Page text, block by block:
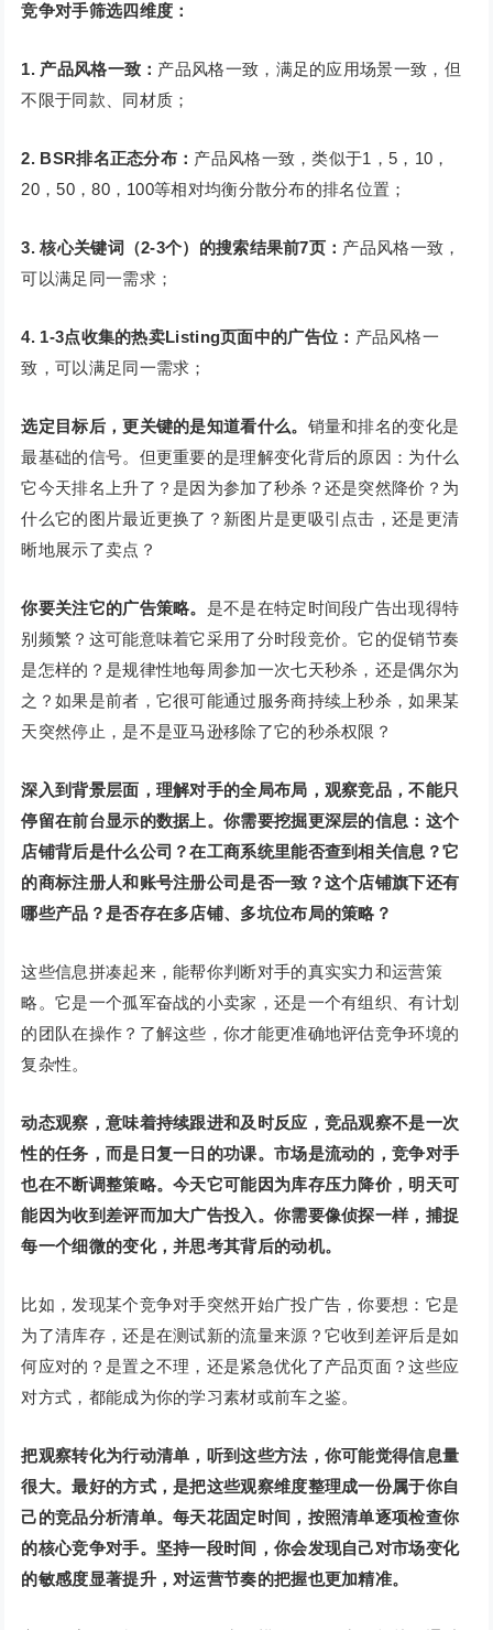
竞争对手筛选四维度：
1. 产品风格一致： 产品风格一致，满足的应用场景一致，但
不限于同款、同材质；
2. BSR排名正态分布： 产品风格一致，类似于1，5，10，
20，50，80，100等相对均衡分散分布的排名位置；
3. 核心关键词（2-3个）的搜索结果前7页： 产品风格一致，
可以满足同一需求；
4. 1-3点收集的热卖Listing页面中的广告位： 产品风格一
致，可以满足同一需求；
选定目标后，更关键的是知道看什么。 销量和排名的变化是
最基础的信号。但更重要的是理解变化背后的原因：为什么
它今天排名上升了？是因为参加了秒杀？还是突然降价？为
什么它的图片最近更换了？新图片是更吸引点击，还是更清
晰地展示了卖点？
你要关注它的广告策略。 是不是在特定时间段广告出现得特
别频繁？这可能意味着它采用了分时段竞价。它的促销节奏
是怎样的？是规律性地每周参加一次七天秒杀，还是偶尔为
之？如果是前者，它很可能通过服务商持续上秒杀，如果某
天突然停止，是不是亚马逊移除了它的秒杀权限？
深入到背景层面，理解对手的全局布局，观察竞品，不能只
停留在前台显示的数据上。你需要挖掘更深层的信息：这个
店铺背后是什么公司？在工商系统里能否查到相关信息？它
的商标注册人和账号注册公司是否一致？这个店铺旗下还有
哪些产品？是否存在多店铺、多坑位布局的策略？
这些信息拼凑起来，能帮你判断对手的真实实力和运营策
略。它是一个孤军奋战的小卖家，还是一个有组织、有计划
的团队在操作？了解这些，你才能更准确地评估竞争环境的
复杂性。
动态观察，意味着持续跟进和及时反应，竞品观察不是一次
性的任务，而是日复一日的功课。市场是流动的，竞争对手
也在不断调整策略。今天它可能因为库存压力降价，明天可
能因为收到差评而加大广告投入。你需要像侦探一样，捕捉
每一个细微的变化，并思考其背后的动机。
比如，发现某个竞争对手突然开始广投广告，你要想：它是
为了清库存，还是在测试新的流量来源？它收到差评后是如
何应对的？是置之不理，还是紧急优化了产品页面？这些应
对方式，都能成为你的学习素材或前车之鉴。
把观察转化为行动清单，听到这些方法，你可能觉得信息量
很大。最好的方式，是把这些观察维度整理成一份属于你自
己的竞品分析清单。每天花固定时间，按照清单逐项检查你
的核心竞争对手。坚持一段时间，你会发现自己对市场变化
的敏感度显著提升，对运营节奏的把握也更加精准。